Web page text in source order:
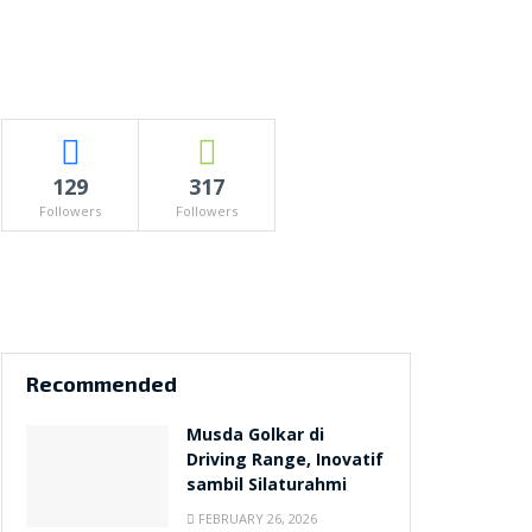
129
Followers
317
Followers
Recommended
Musda Golkar di
Driving Range, Inovatif
sambil Silaturahmi
FEBRUARY 26, 2026